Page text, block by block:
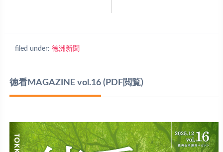
filed under: 徳洲新聞
徳看MAGAZINE vol.16(PDF閲覧)